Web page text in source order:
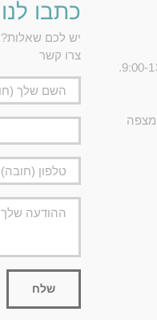
2. הגלריה שלנו בירוחם. פתוחה כל שישי 9:00-13:00.
- ברובע הבשמים. הר בוקר 5, מצפה
כתבו לנו
יש לכם
צרו קשר